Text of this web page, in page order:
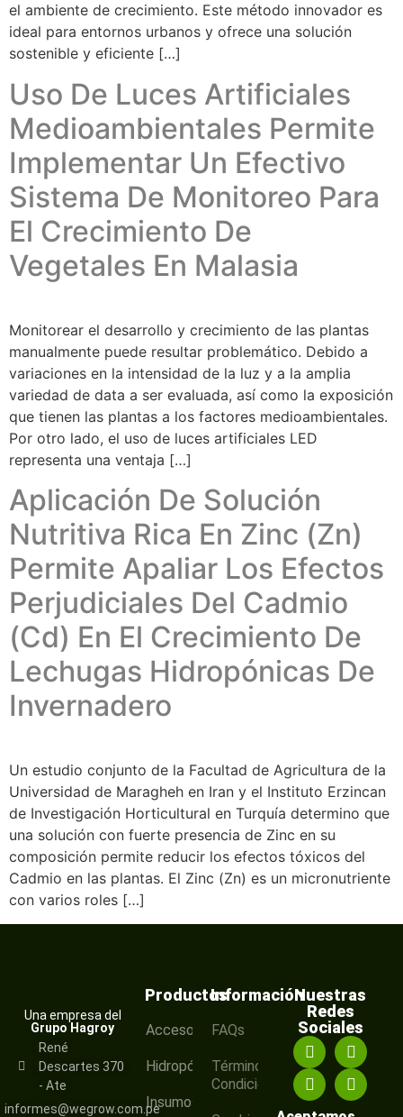
el ambiente de crecimiento. Este método innovador es
ideal para entornos urbanos y ofrece una solución
sostenible y eficiente […]
Uso De Luces Artificiales
Medioambientales Permite
Implementar Un Efectivo
Sistema De Monitoreo Para
El Crecimiento De
Vegetales En Malasia
Monitorear el desarrollo y crecimiento de las plantas
manualmente puede resultar problemático. Debido a
variaciones en la intensidad de la luz y a la amplia
variedad de data a ser evaluada, así como la exposición
que tienen las plantas a los factores medioambientales.
Por otro lado, el uso de luces artificiales LED
representa una ventaja […]
Aplicación De Solución
Nutritiva Rica En Zinc (Zn)
Permite Apaliar Los Efectos
Perjudiciales Del Cadmio
(Cd) En El Crecimiento De
Lechugas Hidropónicas De
Invernadero
Un estudio conjunto de la Facultad de Agricultura de la
Universidad de Maragheh en Iran y el Instituto Erzincan
de Investigación Horticultural en Turquía determino que
una solución con fuerte presencia de Zinc en su
composición permite reducir los efectos tóxicos del
Cadmio en las plantas. El Zinc (Zn) es un micronutriente
con varios roles […]
Una empresa del
Grupo Hagroy
René
Descartes 370
- Ate
informes@wegrow.com.pe
Productos
Accesorios
Hidropónico
Insumos
Información
FAQs
Términos y
Condiciones
Nuestras
Redes
Sociales